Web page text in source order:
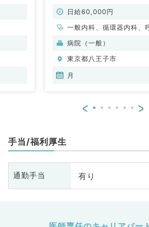
日給60,000円
一般内科、循環器内科、
科、消化器内科、腎臓内
病院（一般）
東京都八王子市
月
< >
手当/福利厚生
通勤手当 有り